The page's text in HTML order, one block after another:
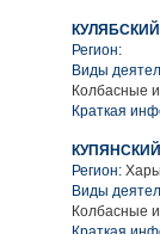
Регион:
Виды
Колбасные
Краткая
Регион:
Виды
Колбасные